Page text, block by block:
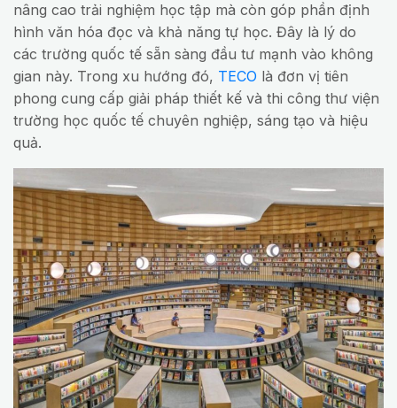
nâng cao trải nghiệm học tập mà còn góp phần định
hình văn hóa đọc và khả năng tự học. Đây là lý do
các trường quốc tế sẵn sàng đầu tư mạnh vào không
gian này. Trong xu hướng đó, TECO là đơn vị tiên
phong cung cấp giải pháp thiết kế và thi công thư viện
trường học quốc tế chuyên nghiệp, sáng tạo và hiệu
quả.